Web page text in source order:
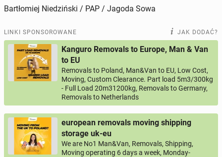
Bartłomiej Niedziński / PAP / Jagoda Sowa
LINKI SPONSOROWANE JAK DODAĆ?
Kanguro Removals to Europe, Man & Van
to EU
Removals to Poland, Man&Van to EU, Low Cost,
Moving, Custom Clearance. Part load 5m3/300kg
- Full Load 20m31200kg, Removals to Germany,
Removals to Netherlands
european removals moving shipping
storage uk-eu
We are No1 Man&Van, Removals, Shipping,
Moving operating 6 days a week, Monday-